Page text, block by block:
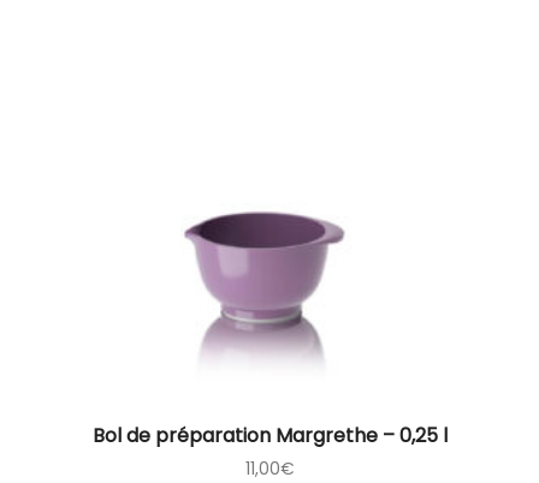
Bol de préparation Margrethe – 0,25 l
11,00€